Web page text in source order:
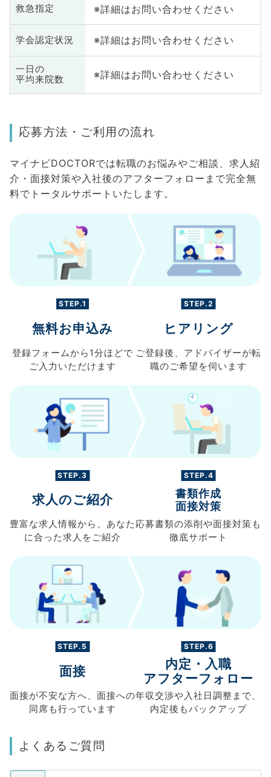
救急指定 ※詳細はお問い合わせください
学会認定状況 ※詳細はお問い合わせください
一日の
平均来院数
※詳細はお問い合わせください
応募方法・ご利用の流れ
マイナビDOCTORでは転職のお悩みやご相談、求人紹
介・面接対策や入社後のアフターフォローまで完全無
料でトータルサポートいたします。
STEP.1
無料お申込み
登録フォームから 1分ほどで
ご入力 いただけます
STEP.2
ヒアリング
ご登録後、 アドバイザーが転
職のご希望を伺います
STEP.3
求人のご紹介
豊富な求人情報から、 あなた
に合った求人を ご紹介
STEP.4
書類作成
面接対策
応募書類の添削や面接対策も
徹底サポート
STEP.5
面接
面接が不安な方へ、 面接への
同席も行っています
STEP.6
内定・入職
アフターフォロー
年収交渉や入社日調整まで、
内定後もバックアップ
よくあるご質問